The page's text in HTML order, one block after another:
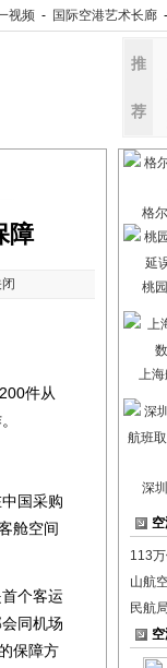
视频 - 国际空港艺术长廊 -
推
荐
障
件从
国采购
舱空间
个客运
同机场
保障方
格
桃
上
深
113
山航
民航